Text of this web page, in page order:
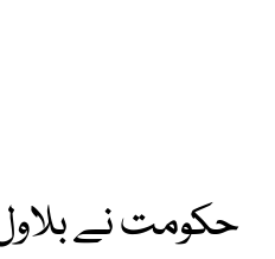
حکومت نے